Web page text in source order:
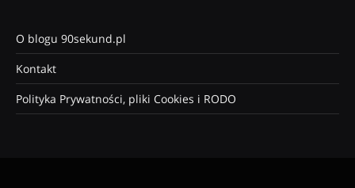
O blogu 90sekund.pl
Kontakt
Polityka Prywatności, pliki Cookies i RODO